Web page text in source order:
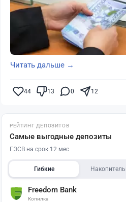
Читать дальше →
44 13 0 12
РЕЙТИНГ ДЕПОЗИТОВ
Самые выгодные депозиты
ГЭСВ на срок 12 мес
Гибкие
Freedom Bank
Копилка